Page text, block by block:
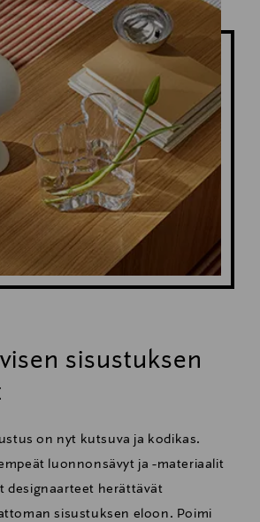
sisustuksen
on nyt kutsuva ja kodikas.
luonnonsävyt ja -materiaalit
designaarteet herättävät
sisustuksen eloon. Poimi